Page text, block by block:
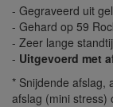
- Gegraveerd uit
- Gehard op 59
- Zeer lange
- Uitgevoerd met
* Snijdende afslag,
afslag (mini stress)